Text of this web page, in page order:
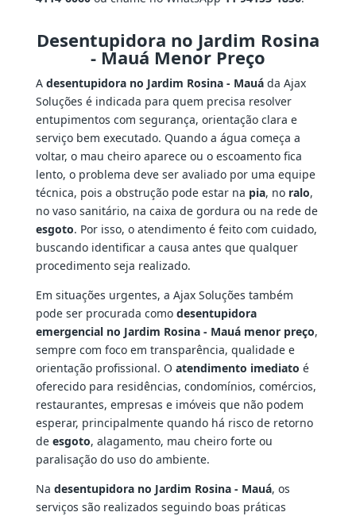
Desentupidora no Jardim Rosina
- Mauá Menor Preço
A desentupidora no Jardim Rosina - Mauáda Ajax
Soluções é indicada para quem precisa resolver
entupimentos com segurança, orientação clara e
serviço bem executado. Quando a água começa a
voltar, o mau cheiro aparece ou o escoamento fica
lento, o problema deve ser avaliado por uma equipe
técnica, pois a obstrução pode estar na pia, no ralo,
no vaso sanitário, na caixa de gordura ou na rede de
esgoto. Por isso, o atendimento é feito com cuidado,
buscando identificar a causa antes que qualquer
procedimento seja realizado.
Em situações urgentes, a Ajax Soluções também
pode ser procurada como desentupidora
emergencial no Jardim Rosina - Mauá menor preço,
sempre com foco em transparência, qualidade e
orientação profissional. O atendimento imediato é
oferecido para residências, condomínios, comércios,
restaurantes, empresas e imóveis que não podem
esperar, principalmente quando há risco de retorno
de esgoto, alagamento, mau cheiro forte ou
paralisação do uso do ambiente.
Na desentupidora no Jardim Rosina - Mauá, os
serviços são realizados seguindo boas práticas